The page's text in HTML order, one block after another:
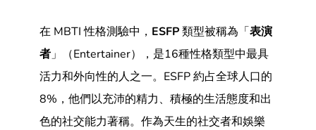
在 MBTI 性格測驗中， ESFP類型被稱為「表演
者」（Entertainer），是16種性格類型中最具
活力和外向性的人之一。ESFP 約占全球人口的
8%，他們以充沛的精力、積極的生活態度和出
色的社交能力著稱。作為天生的社交者和娛樂